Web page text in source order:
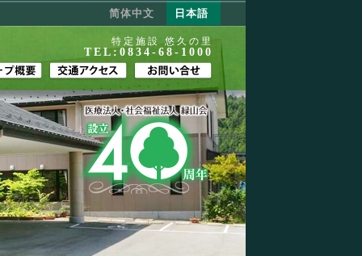
特定施設 悠久の里
TEL:0834-68-1000
简体中文 日本語